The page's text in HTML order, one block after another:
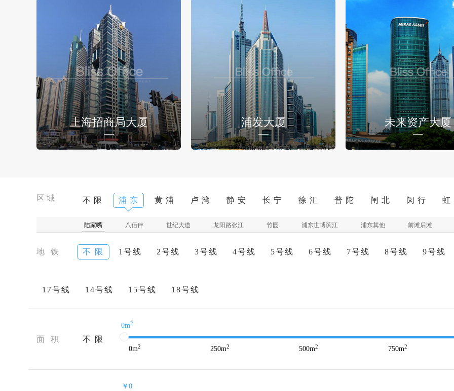
上海招商局大厦 浦发大厦 未来资产大厦
区域 不 限 浦 东 黄 浦 卢 湾 静 安 长 宁 徐 汇 普 陀 闸 北 闵 行 虹
陆家嘴 八佰伴 世纪大道 龙阳路张江 竹园 浦东世博滨江 浦东其他 前滩后滩
地 铁 不 限 1号线 2号线 3号线 4号线 5号线 6号线 7号线 8号线 9号线
17号线 14号线 15号线 18号线
面 积 不 限
0m2
0m2 250m2 500m2 750m2
￥0